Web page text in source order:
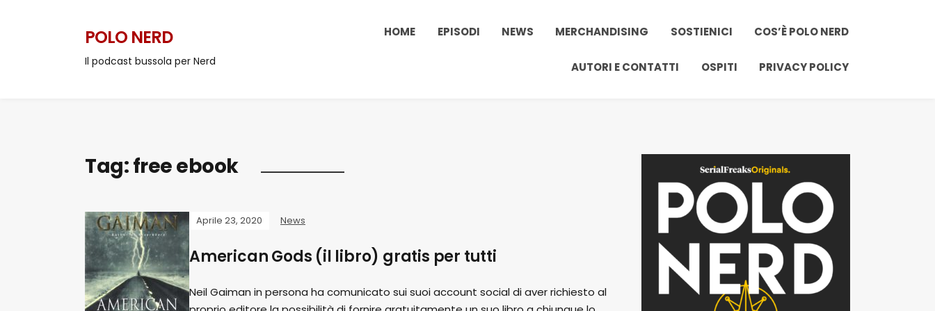
POLO NERD
Il podcast bussola per Nerd
HOME EPISODI NEWS MERCHANDISING SOSTIENICI COS’È POLO NERD
AUTORI E CONTATTI OSPITI PRIVACY POLICY
Tag:free ebook
Aprile 23, 2020 News
American Gods (il libro) gratis per tutti
Neil Gaiman in persona ha comunicato sui suoi account social di aver richiesto al